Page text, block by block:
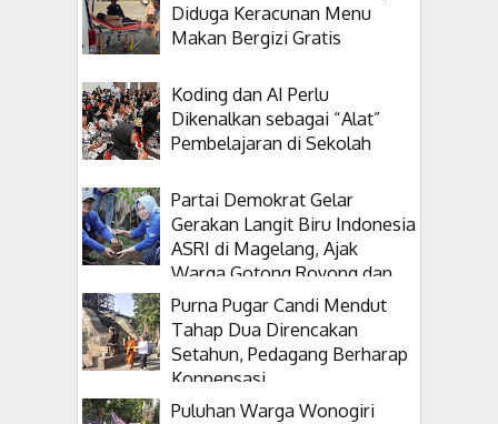
Diduga Keracunan Menu
Makan Bergizi Gratis
Koding dan AI Perlu
Dikenalkan sebagai “Alat”
Pembelajaran di Sekolah
Partai Demokrat Gelar
Gerakan Langit Biru Indonesia
ASRI di Magelang, Ajak
Warga Gotong Royong dan
Tanam Pohon
Purna Pugar Candi Mendut
Tahap Dua Direncakan
Setahun, Pedagang Berharap
Konpensasi
Puluhan Warga Wonogiri